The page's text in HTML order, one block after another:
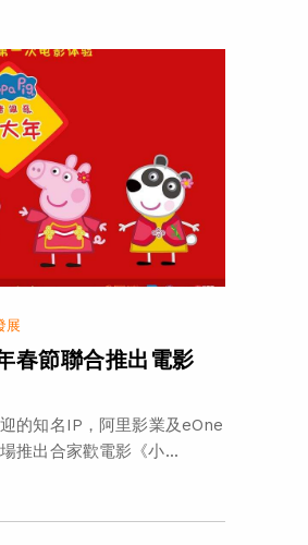
展
春節聯合推出電影
的知名IP，阿里影業及eOne
推出合家歡電影《小...